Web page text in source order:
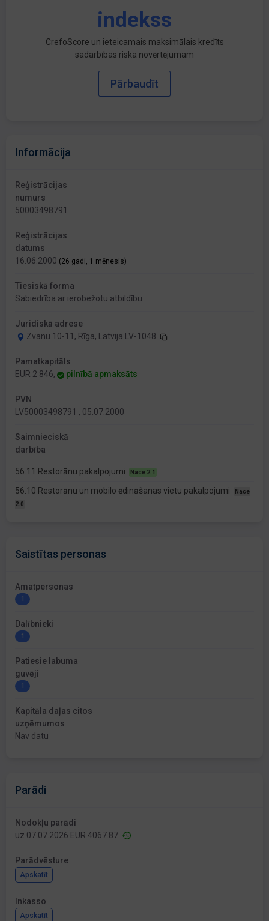
indekss
CrefoScore un ieteicamais maksimālais kredīts
sadarbības riska novērtējumam
Pārbaudīt
Informācija
Reģistrācijas
numurs
50003498791
Reģistrācijas
datums
16.06.2000 (26 gadi, 1 mēnesis)
Tiesiskā forma
Sabiedrība ar ierobežotu atbildību
Juridiskā adrese
Zvanu 10-11, Rīga, Latvija LV-1048
Pamatkapitāls
EUR 2 846,
pilnībā apmaksāts
PVN
LV50003498791 , 05.07.2000
Saimnieciskā
darbība
56.11 Restorānu pakalpojumi Nace 2.1
56.10 Restorānu un mobilo ēdināšanas vietu pakalpojumi
Nace
2.0
Saistītas personas
Amatpersonas
1
Dalībnieki
1
Patiesie labuma
guvēji
1
Kapitāla daļas citos
uzņēmumos
Nav datu
Parādi
Nodokļu parādi
uz 07.07.2026 EUR 4067.87
Parādvēsture
Apskatīt
Inkasso
Apskatīt